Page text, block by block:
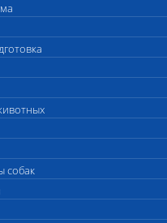
собак